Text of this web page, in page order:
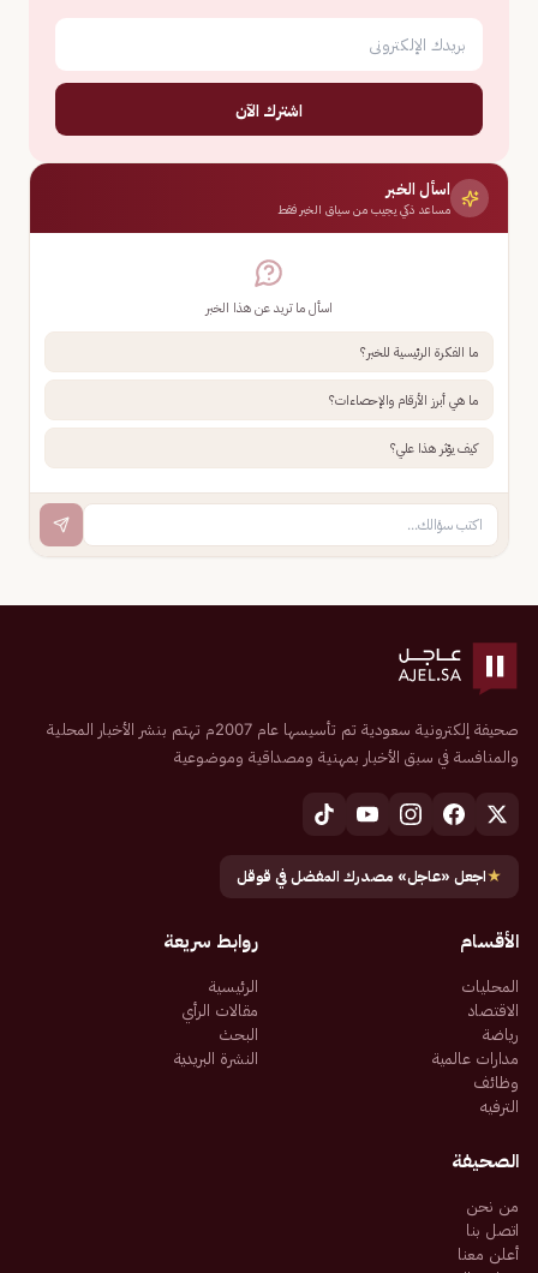
اشترك الآن
اسأل الخبر
مساعد ذكي يجيب من سياق الخبر فقط
اسأل ما تريد عن هذا الخبر
ما الفكرة الرئيسية للخبر؟
ما هي أبرز الأرقام والإحصاءات؟
كيف يؤثر هذا علي؟
صحيفة إلكترونية سعودية تم تأسيسها عام 2007م تهتم بنشر الأخبار المحلية
والمنافسة في سبق الأخبار بمهنية ومصداقية وموضوعية
★اجعل «عاجل» مصدرك المفضل في قوقل
الأقسام
المحليات
الاقتصاد
رياضة
مدارات عالمية
وظائف
الترفيه
روابط سريعة
الرئيسية
مقالات الرأي
البحث
النشرة البريدية
الصحيفة
من نحن
اتصل بنا
أعلن معنا